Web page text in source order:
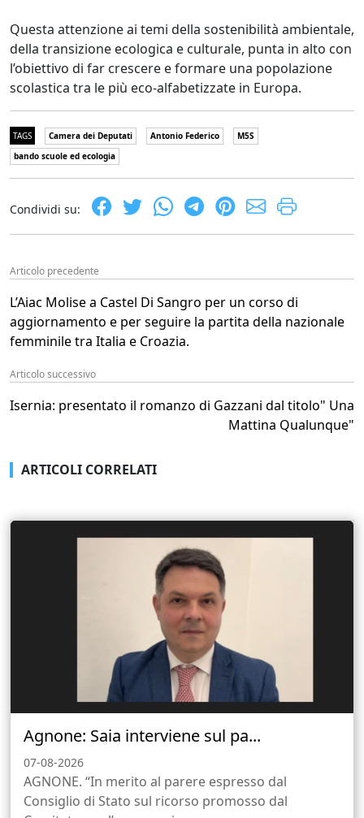
Questa attenzione ai temi della sostenibilità ambientale,
della transizione ecologica e culturale, punta in alto con
l’obiettivo di far crescere e formare una popolazione
scolastica tra le più eco-alfabetizzate in Europa.
TAGS Camera dei Deputati Antonio Federico
M5S
bando scuole ed ecologia
Condividi su:
Articolo precedente
L’Aiac Molise a Castel Di Sangro per un corso di
aggiornamento e per seguire la partita della nazionale
femminile tra Italia e Croazia.
Articolo successivo
Isernia: presentato il romanzo di Gazzani dal titolo" Una
Mattina Qualunque"
ARTICOLI CORRELATI
Agnone: Saia interviene sul pa...
07-08-2026
AGNONE. “In merito al parere espresso dal
Consiglio di Stato sul ricorso promosso dal